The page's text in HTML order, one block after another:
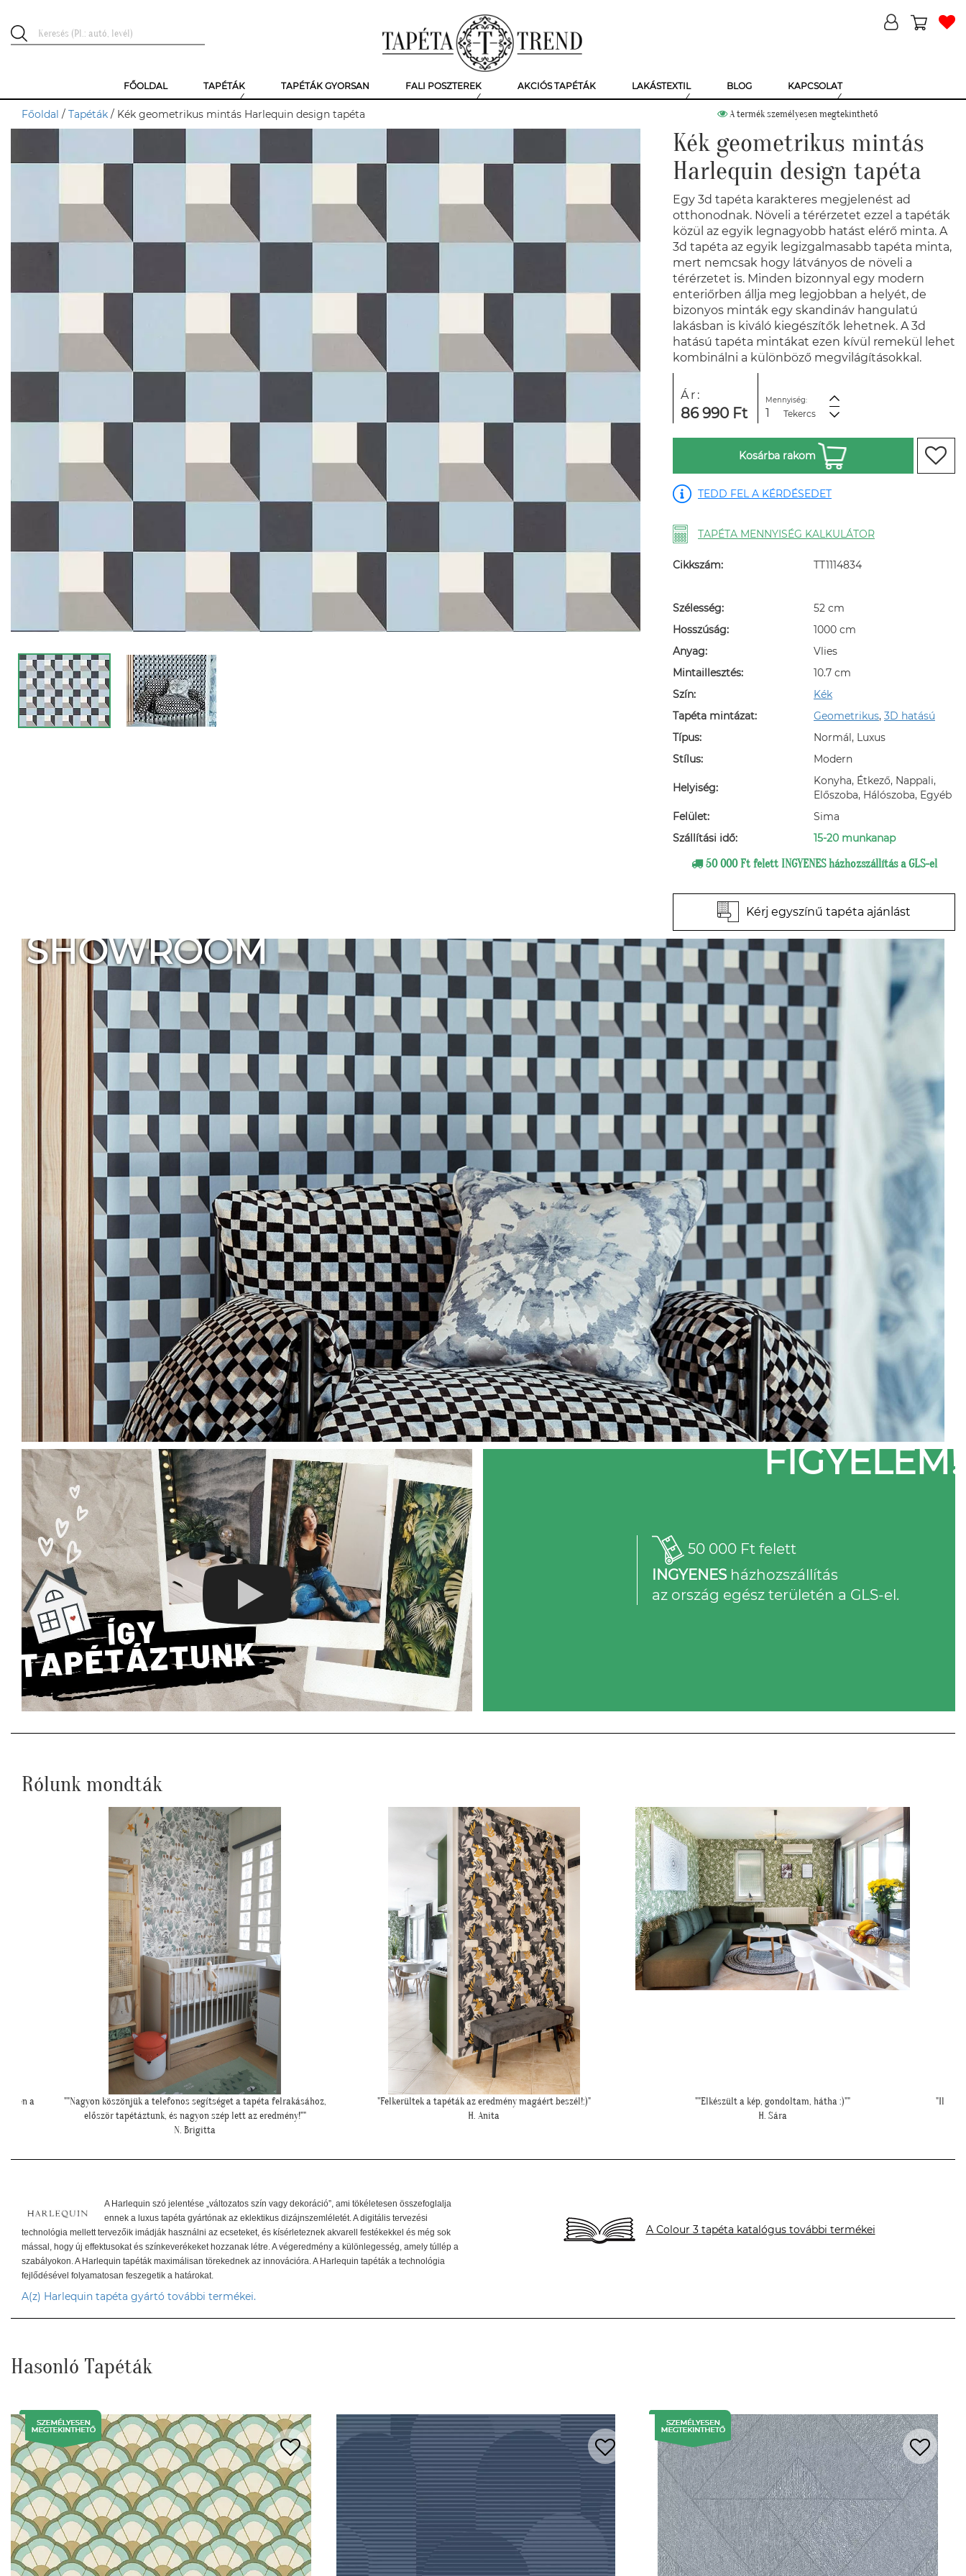
FŐOLDAL TAPÉTÁK TAPÉTÁK GYORSAN FALI POSZTEREK AKCIÓS TAPÉTÁK LAKÁSTEXTIL BLOG KAPCSOLAT
Főoldal / Tapéták / Kék geometrikus mintás Harlequin design tapéta A termék személyesen megtekinthető
Kék geometrikus mintás
Harlequin design tapéta
Egy 3d tapéta karakteres megjelenést ad
otthonodnak. Növeli a térérzetet ezzel a tapéták
közül az egyik legnagyobb hatást elérő minta. A
3d tapéta az egyik legizgalmasabb tapéta minta,
mert nemcsak hogy látványos de növeli a
térérzetet is. Minden bizonnyal egy modern
enteriőrben állja meg legjobban a helyét, de
bizonyos minták egy skandináv hangulatú
lakásban is kiváló kiegészítők lehetnek. A 3d
hatású tapéta mintákat ezen kívül remekül lehet
kombinálni a különböző megvilágításokkal.
Ár:
86 990 Ft
Mennyiség:
Tekercs
Kosárba rakom
TEDD FEL A KÉRDÉSEDET
TAPÉTA MENNYISÉG KALKULÁTOR
Cikkszám: TT1114834
Szélesség:
52 cm
Hosszúság:
1000 cm
Anyag:
Vlies
Mintaillesztés:
10.7 cm
Szín:
Kék
Tapéta mintázat:
Geometrikus, 3D hatású
Típus:
Normál, Luxus
Stílus:
Modern
Helyiség:
Konyha, Étkező, Nappali,
Előszoba, Hálószoba, Egyéb
Felület:
Sima
Szállítási idő:
15-20 munkanap
50 000 Ft felett INGYENES házhozszállítás a GLS-el
Kérj egyszínű tapéta ajánlást
SHOWROOM
FIGYELEM!
50 000 Ft felett
INGYENESházhozszállítás
az ország egész területén a GLS-el.
Rólunk mondták
"Felkerültek a tapéták az eredmény magáért beszél!:)"
H. Anita
""Elkészült a kép, gondoltam, hátha :)""
H. Sára
"Ilyen lett a lányom szobájában a gyönyörű cseresznye virágos
tapéta."
A Harlequin szó jelentése „változatos szín vagy dekoráció”, ami tökéletesen összefoglalja
ennek a luxus tapéta gyártónak az eklektikus dizájnszemléletét. A digitális tervezési
technológia mellett tervezőik imádják használni az ecseteket, és kísérleteznek akvarell festékekkel és még sok
mással, hogy új effektusokat és színkeverékeket hozzanak létre. A végeredmény a különlegesség, amely túllép a
szabályokon. A Harlequin tapéták maximálisan törekednek az innovációra. A Harlequin tapéták a technológia
fejlődésével folyamatosan feszegetik a határokat.
A(z) Harlequin tapéta gyártó további termékei.
A Colour 3 tapéta katalógus további termékei
Hasonló Tapéták